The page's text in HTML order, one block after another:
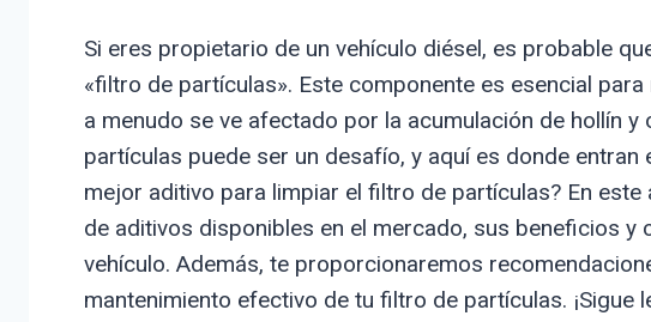
Si eres propietario de un vehículo diésel, es probable
«filtro de partículas». Este componente es esencial
a menudo se ve afectado por la acumulación de hollín
partículas puede ser un desafío, y aquí es donde entran
mejor aditivo para limpiar el filtro de partículas? En
de aditivos disponibles en el mercado, sus beneficios y
vehículo. Además, te proporcionaremos
mantenimiento efectivo de tu filtro de partículas.